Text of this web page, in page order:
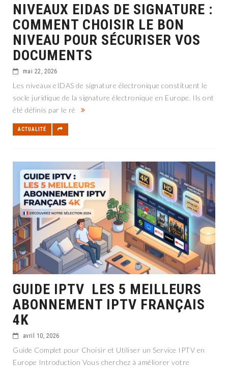
NIVEAUX EIDAS DE SIGNATURE :
COMMENT CHOISIR LE BON
NIVEAU POUR SÉCURISER VOS
DOCUMENTS
mai 22, 2026
Les niveaux eIDAS de signature électronique constituent le
socle juridique de la signature électronique en Europe. Ils ont
été définis par le rè
ACTUALITÉ
GUIDE IPTV LES 5 MEILLEURS
ABONNEMENT IPTV FRANÇAIS
4K
avril 10, 2026
Guide Complet pour Choisir et Utiliser un Service IPTV en
Europe Introduction Vous cherchez à améliorer votre